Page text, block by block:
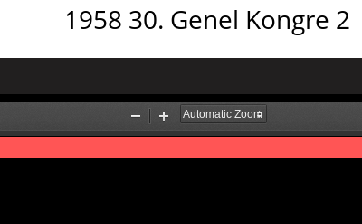
1958 30. Genel Kongre 2